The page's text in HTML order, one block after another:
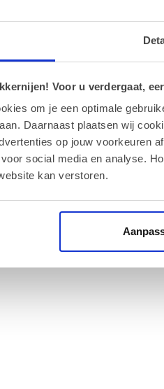
Voor u verdergaat,
om je een optimale
Daarnaast plaatsen wij
op jouw voorkeuren
social media en analyse.
kan verstoren.
hazelnoten.
het personage Gianduia.
Celsius, uit de buurt van